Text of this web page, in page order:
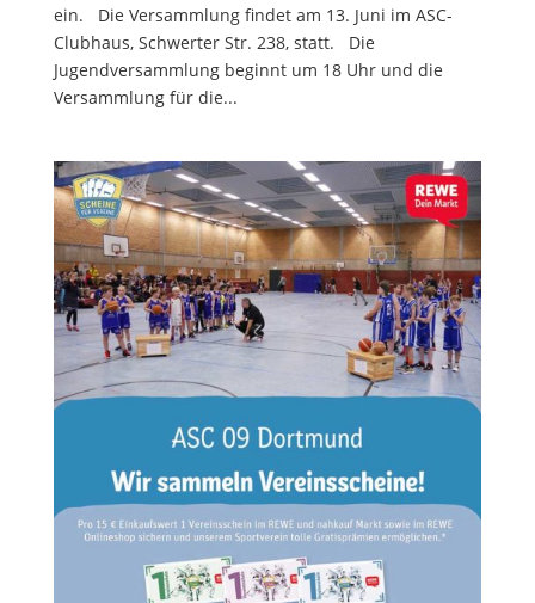
ein. Die Versammlung findet am 13. Juni im ASC-
Clubhaus, Schwerter Str. 238, statt. Die
Jugendversammlung beginnt um 18 Uhr und die
Versammlung für die...